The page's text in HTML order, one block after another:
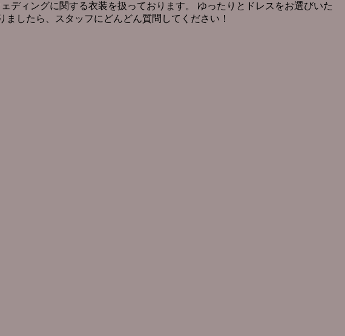
ディングに関する衣装を扱っております。 ゆったりとドレスをお選びいた
したら、スタッフにどんどん質問してください！